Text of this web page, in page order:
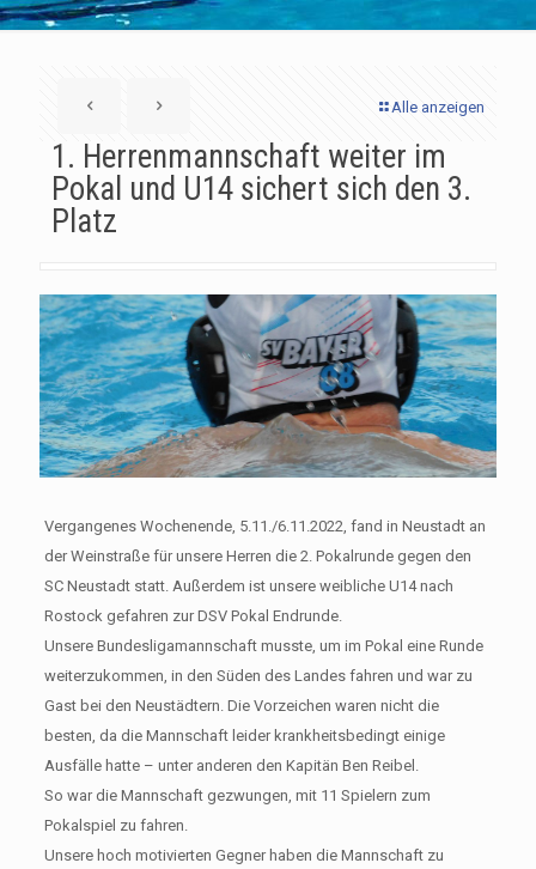
Alle anzeigen
1. Herrenmannschaft weiter im
Pokal und U14 sichert sich den 3.
Platz
Vergangenes Wochenende, 5.11./6.11.2022, fand in Neustadt an
der Weinstraße für unsere Herren die 2. Pokalrunde gegen den
SC Neustadt statt. Außerdem ist unsere weibliche U14 nach
Rostock gefahren zur DSV Pokal Endrunde.
Unsere Bundesligamannschaft musste, um im Pokal eine Runde
weiterzukommen, in den Süden des Landes fahren und war zu
Gast bei den Neustädtern. Die Vorzeichen waren nicht die
besten, da die Mannschaft leider krankheitsbedingt einige
Ausfälle hatte – unter anderen den Kapitän Ben Reibel.
So war die Mannschaft gezwungen, mit 11 Spielern zum
Pokalspiel zu fahren.
Unsere hoch motivierten Gegner haben die Mannschaft zu